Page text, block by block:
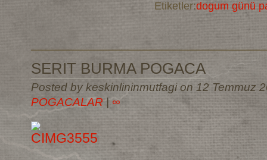
Etiketler:dogum günü
SERIT BURMA POGACA
Posted by keskinlininmutfagi on 12 Temmuz
POGACALAR |∞